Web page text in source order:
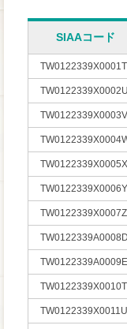
SIAAコード
TW0122339X0001T
TW0122339X0002U
TW0122339X0003V
TW0122339X0005X
TW0122339X0006Y
TW0122339X0007Z
TW0122339A0008D
TW0122339A0009E
TW0122339X0010T
TW0122339X0011U